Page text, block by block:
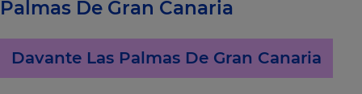
Palmas De Gran Canaria
Davante Las Palmas De Gran Canaria